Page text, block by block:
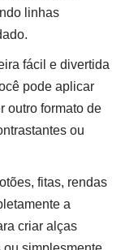
linhas
fácil e divertida
pode aplicar
outro formato de
ou
fitas, rendas
a
criar alças